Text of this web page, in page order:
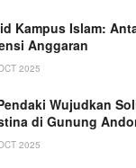
Kampus Islam:
Anggaran
2025
Wujudkan
di Gunung
2025